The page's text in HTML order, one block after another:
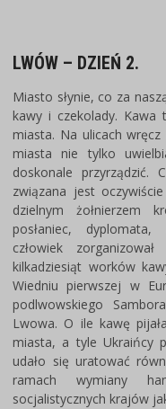
LWÓW – DZIEŃ 2.
Miasto słynie, co za
kawy i czekolady.
miasta. Na ulicach
miasta nie tylko
doskonale przyrządzić.
związana jest
dzielnym żołnierzem
posłaniec,
człowiek
kilkadziesiąt worków
Wiedniu pierwszej w
podlwowskiego
Lwowa. O ile kawę
miasta, a tyle Ukraińcy
udało się uratować
ramach wymiany
socjalistycznych krajów